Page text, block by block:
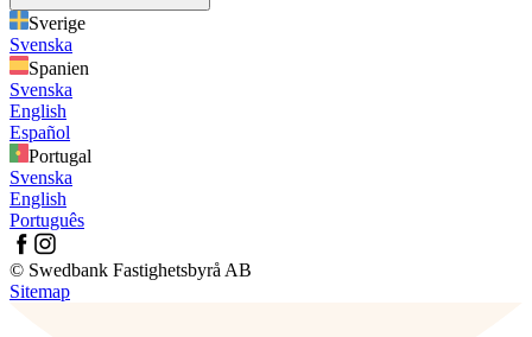
Sverige
Svenska
Spanien
Svenska
English
Español
Portugal
Svenska
English
Português
© Swedbank Fastighetsbyrå AB
Sitemap